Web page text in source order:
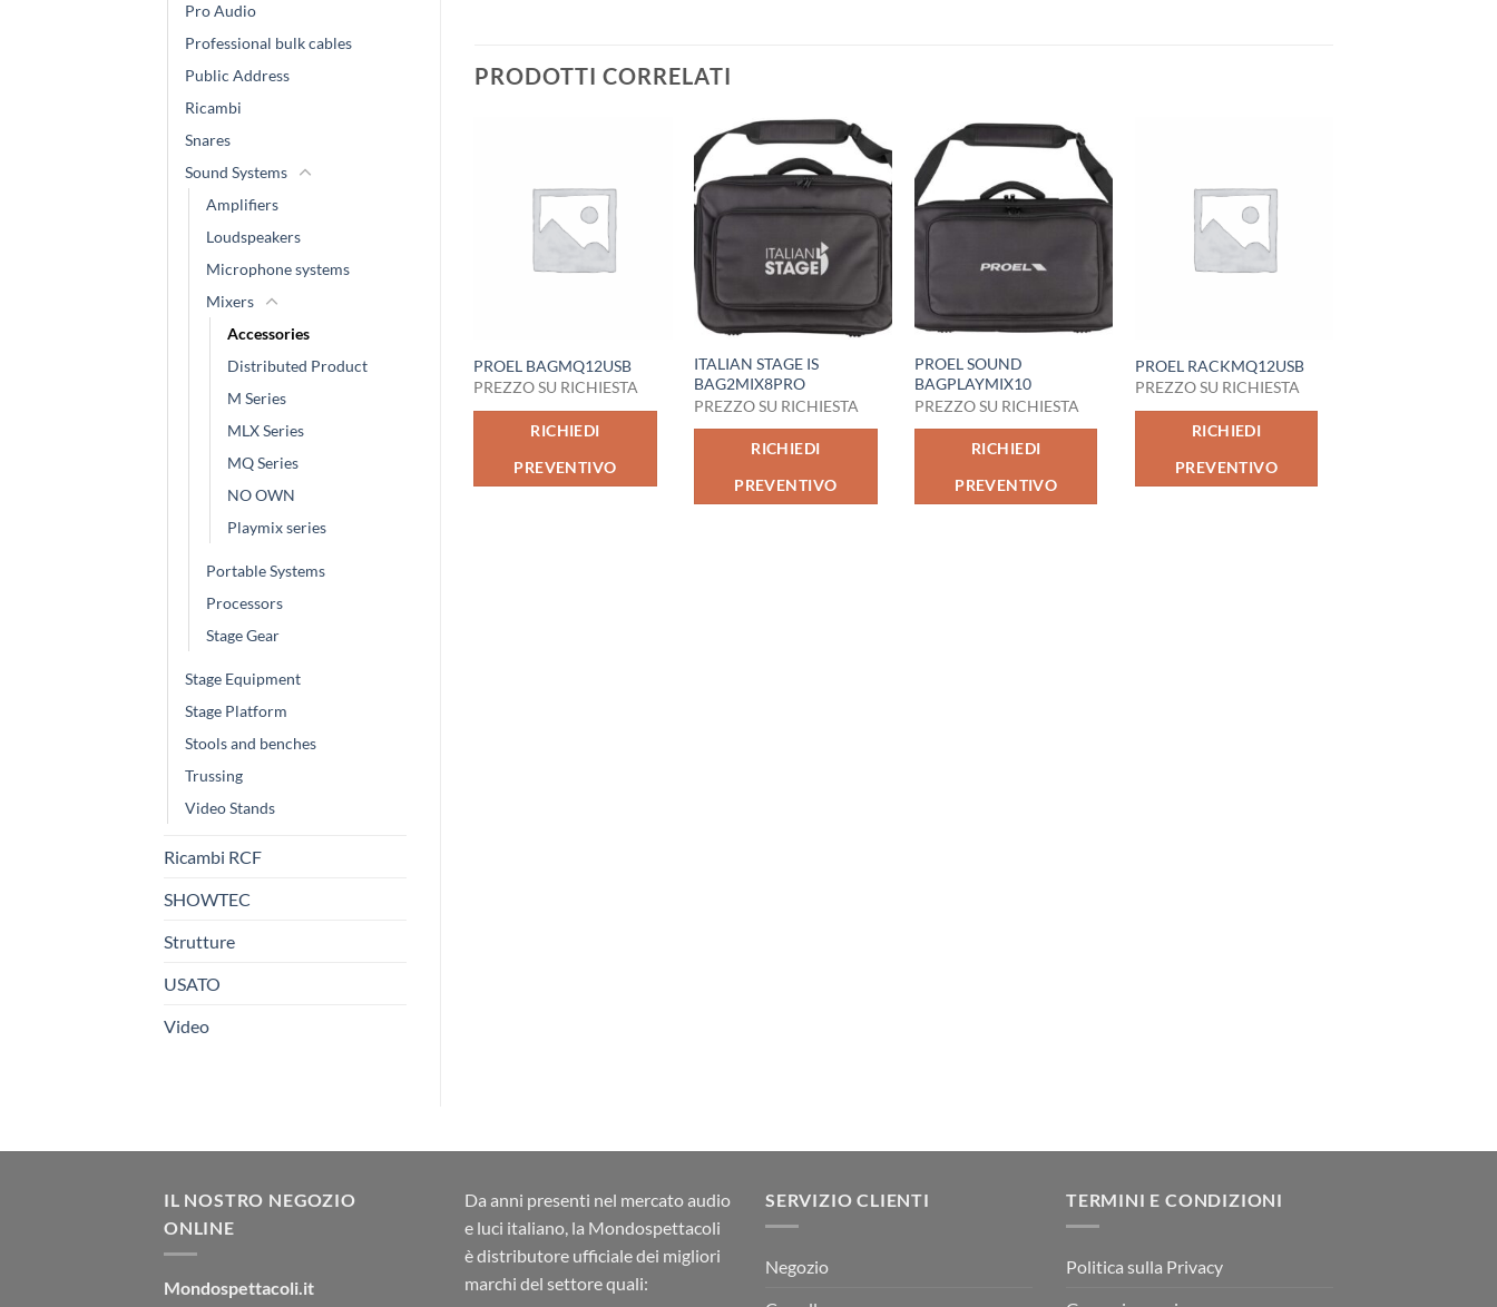
Pro Audio
Professional bulk cables
Public Address
Ricambi
Snares
Sound Systems
Amplifiers
Loudspeakers
Microphone systems
Mixers
Accessories
Distributed Product
M Series
MLX Series
MQ Series
NO OWN
Playmix series
Portable Systems
Processors
Stage Gear
Stage Equipment
Stage Platform
Stools and benches
Trussing
Video Stands
Ricambi RCF
SHOWTEC
Strutture
USATO
Video
PRODOTTI CORRELATI
PROEL BAGMQ12USB
PREZZO SU RICHIESTA
RICHIEDI
PREVENTIVO
ITALIAN STAGE IS
BAG2MIX8PRO
PREZZO SU RICHIESTA
RICHIEDI
PREVENTIVO
PROEL SOUND
BAGPLAYMIX10
PREZZO SU RICHIESTA
RICHIEDI
PREVENTIVO
PROEL RACKMQ12USB
PREZZO SU RICHIESTA
RICHIEDI
PREVENTIVO
PROEL SOUND
PREZZO SU RICHIESTA
PREVENTIVO
IL NOSTRO NEGOZIO
ONLINE
Mondospettacoli.it
Da anni presenti nel mercato audio
e luci italiano, la Mondospettacoli
è distributore ufficiale dei migliori
marchi del settore quali:
SERVIZIO CLIENTI
Negozio
TERMINI E CONDIZIONI
Politica sulla Privacy